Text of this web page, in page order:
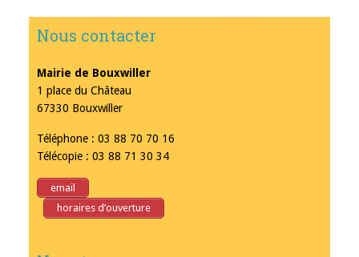
Nous contacter
Mairie de Bouxwiller
1 place du Château
67330 Bouxwiller
Téléphone : 03 88 70 70 16
Télécopie : 03 88 71 30 34
email
horaires d’ouverture